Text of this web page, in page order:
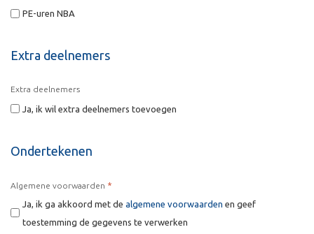
PE-uren NBA
Extra deelnemers
Extra deelnemers
Ja, ik wil extra deelnemers toevoegen
Ondertekenen
Algemene voorwaarden *
Ja, ik ga akkoord met de algemene voorwaarden en geef
toestemming de gegevens te verwerken